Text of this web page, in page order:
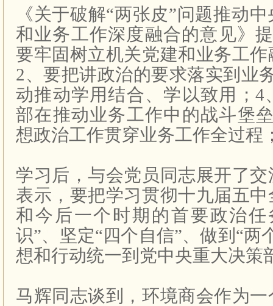
《关于破解“两张皮”问题推动
和业务工作深度融合的意见》
要牢固树立机关党建和业务工
2、要把讲政治的要求落实到业
动推动学用结合、学以致用；4
部在推动业务工作中的战斗堡
想政治工作贯穿业务工作全过程
学习后，与会党员同志展开了
表示，要把学习贯彻十九届五
和今后一个时期的首要政治
识”、坚定“四个自信”、做到“两
想和行动统一到党中央重大决策
马辉同志谈到，环境商会作为